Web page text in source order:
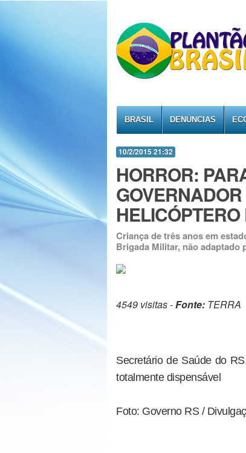
BRASIL DENÚNCIAS
10/2/2015 21:32
HORROR:
Criança de três anos em
Brigada Militar, não adaptado
4549 visitas -Fonte: TERRA
Secretário de Saúde do
totalmente dispensável
Foto: Governo RS /